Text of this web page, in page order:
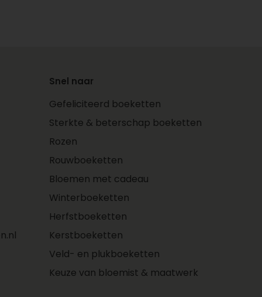
Snel naar
Gefeliciteerd boeketten
Sterkte & beterschap boeketten
Rozen
Rouwboeketten
Bloemen met cadeau
Winterboeketten
Herfstboeketten
Kerstboeketten
Veld- en plukboeketten
Keuze van bloemist & maatwerk